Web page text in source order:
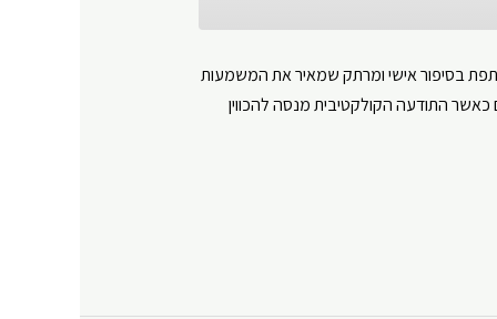
בסיפור אישי ומרתק שמאיר את המשמעות
התודעה הקולקטיבית מנסה להכווין